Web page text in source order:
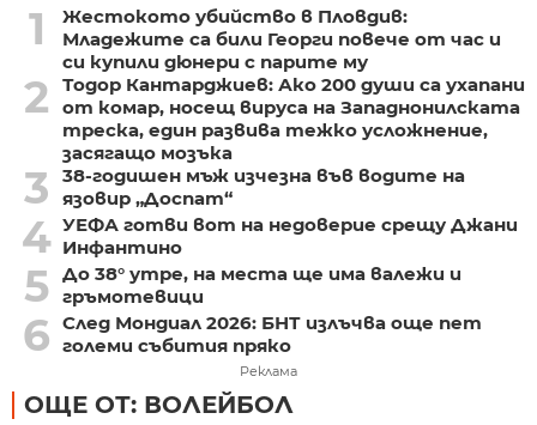
1
Жестокото убийство в Пловдив:
Младежите са били Георги повече от час и
си купили дюнери с парите му
2
Тодор Кантарджиев: Ако 200 души са ухапани
от комар, носещ вируса на Западнонилската
треска, един развива тежко усложнение,
засягащо мозъка
3
38-годишен мъж изчезна във водите на
язовир „Доспат“
4 УЕФА готви вот на недоверие срещу Джани
Инфантино
5 До 38° утре, на места ще има валежи и
гръмотевици
6 След Мондиал 2026: БНТ излъчва още пет
големи събития пряко
Реклама
ОЩЕ ОТ: ВОЛЕЙБОЛ